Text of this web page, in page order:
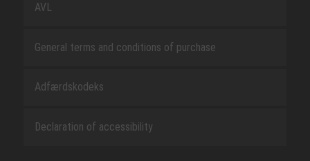
AVL
General terms and conditions of purchase
Adfærdskodeks
Declaration of accessibility